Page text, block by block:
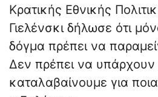
Κρατικής Εθνικής
Γιελένσκι δήλωσε ότι
δόγμα πρέπει να
Δεν πρέπει να υπάρχουν
καταλαβαίνουμε για